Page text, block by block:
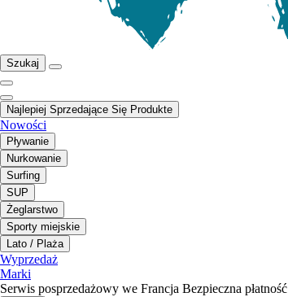
Szukaj
Najlepiej Sprzedające Się Produkte
Nowości
Pływanie
Nurkowanie
Surfing
SUP
Żeglarstwo
Sporty miejskie
Lato / Plaża
Wyprzedaż
Marki
Serwis posprzedażowy we Francja Bezpieczna płatność